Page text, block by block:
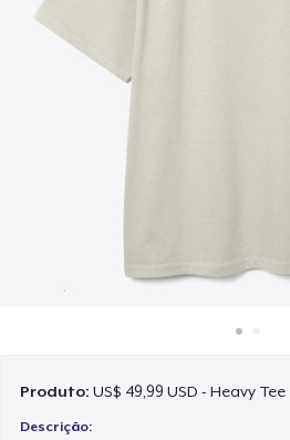
Produto:US$ 49,99 USD - Heavy Tee
Descrição: